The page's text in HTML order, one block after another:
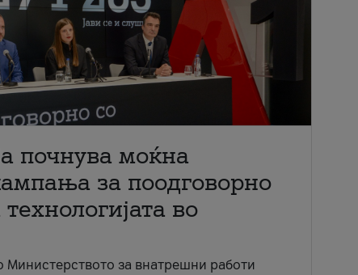
почнува моќна
за поодговорно
во
Министерството за внатрешни работи